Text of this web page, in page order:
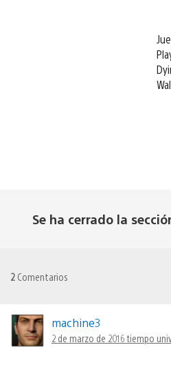
Se ha cerrado la
2 Comentarios
machine3
2 de marzo de 2016 tiempo